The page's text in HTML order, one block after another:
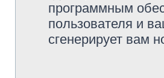
программным
пользователя и
сгенерирует вам